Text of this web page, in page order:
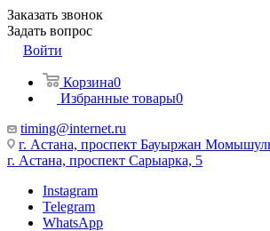
Заказать звонок
Задать вопрос
Войти
Корзина0
Избранные товары0
timing@internet.ru
г. Астана, проспект Бауыржан
г. Астана, проспект Сарыарка, 5
Instagram
Telegram
WhatsApp